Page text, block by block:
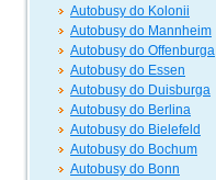
Autobusy do Kolonii
Autobusy do Mannheim
Autobusy do Offenburga
Autobusy do Essen
Autobusy do Duisburga
Autobusy do Berlina
Autobusy do Bielefeld
Autobusy do Bochum
Autobusy do Bonn